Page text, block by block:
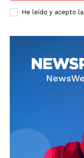
He leído y acepto la